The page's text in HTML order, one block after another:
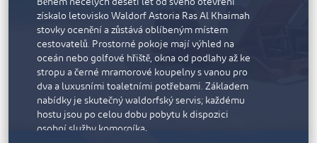
získalo letovisko Waldorf Astoria Ras Al Khaimah
stovky ocenění a zůstává oblíbeným místem
cestovatelů. Prostorné pokoje mají výhled na
oceán nebo golfové hřiště, okna od podlahy až ke
stropu a černé mramorové koupelny s vanou pro
dva a luxusními toaletními potřebami. Základem
nabídky je skutečný waldorfský servis; každému
hostu jsou po celou dobu pobytu k dispozici
osobní služby komorníka.
moře. Každý z pokojů je poctou místnímu
prostředí, interiéry jsou laděny do světle pískové,
teplé bronzové a jemné šedé barvy s akcenty v
odstínech smaragdově zelené. Některá prostorná
apartmá chytře využívají prvky připomínající
mashrabiyu, starobylou ozdobnou islámskou
zástěnu, která poskytuje naprosté soukromí. V
prostorných mramorem obložených koupelnách
jsou velké dešťové sprchy.